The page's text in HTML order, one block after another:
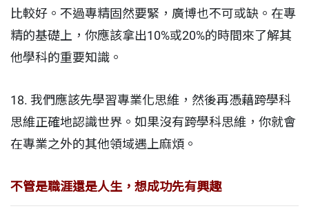
比較好。不過專精固然要緊，廣博也不可或缺。在專
精的基礎上，你應該拿出10%或20%的時間來了解其
他學科的重要知識。
18. 我們應該先學習專業化思維，然後再憑藉跨學科
思維正確地認識世界。如果沒有跨學科思維，你就會
在專業之外的其他領域遇上麻煩。
不管是職涯還是人生，想成功先有興趣